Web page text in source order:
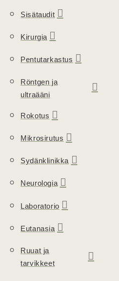
Sisätaudit
Kirurgia
Pentutarkastus
Röntgen ja
ultraääni
Rokotus
Mikrosirutus
Sydänklinikka
Neurologia
Laboratorio
Eutanasia
Ruuat ja
tarvikkeet